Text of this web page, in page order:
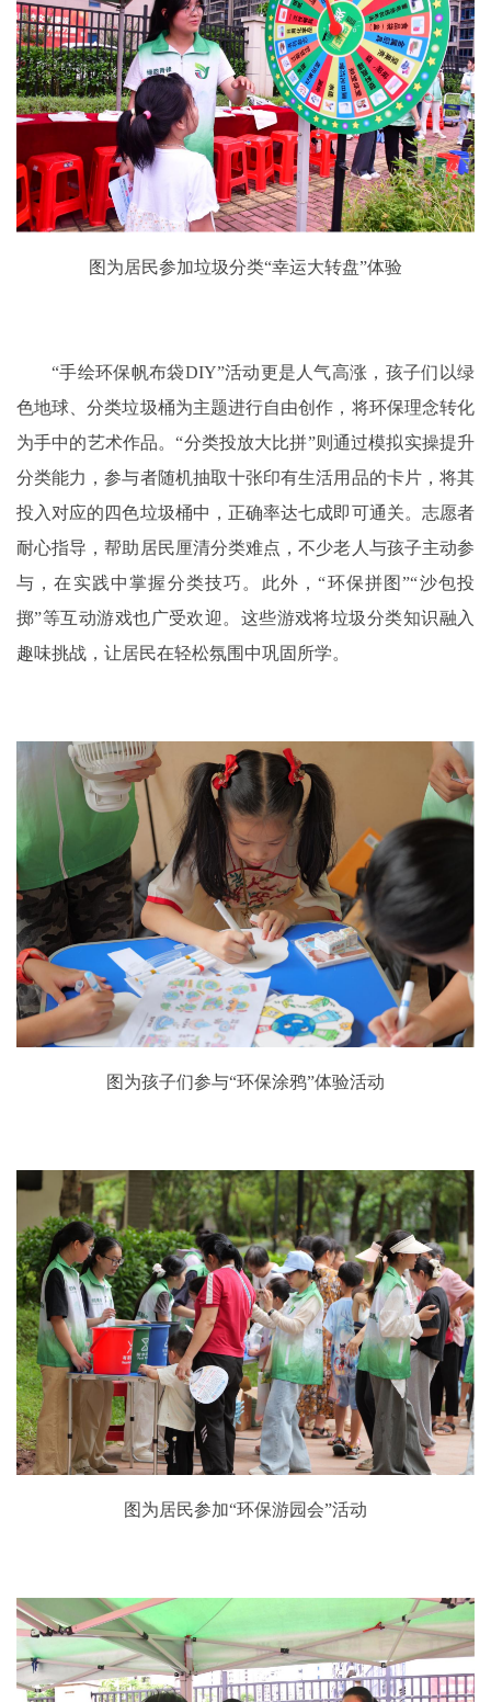
图为居民参加垃圾分类“幸运大转盘”体验
“手绘环保帆布袋DIY”活动更是人气高涨，孩子们以绿
色地球、分类垃圾桶为主题进行自由创作，将环保理念转化
为手中的艺术作品。“分类投放大比拼”则通过模拟实操提升
分类能力，参与者随机抽取十张印有生活用品的卡片，将其
投入对应的四色垃圾桶中，正确率达七成即可通关。志愿者
耐心指导，帮助居民厘清分类难点，不少老人与孩子主动参
与，在实践中掌握分类技巧。此外，“环保拼图”“沙包投
掷”等互动游戏也广受欢迎。这些游戏将垃圾分类知识融入
趣味挑战，让居民在轻松氛围中巩固所学。
图为孩子们参与“环保涂鸦”体验活动
图为居民参加“环保游园会”活动